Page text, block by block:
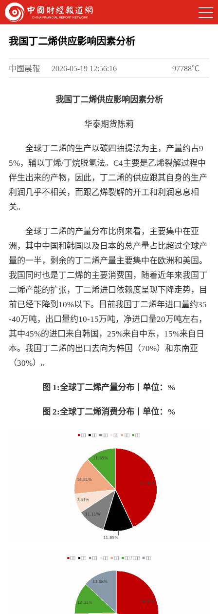
我国丁二烯供应影响因素分析
中國晨報 2026-05-19 12:56:16 97788℃
我国丁二烯供应影响因素分析
华泰期货陈莉
全球丁二烯的生产以碳四抽提法为主，产量约占9
5%，辅以丁烯/丁烷脱氢法。C4主要是乙烯裂解过程中
伴生出来的产物，因此，丁二烯的供应跟其自身的生产
利润几乎不相关，而跟乙烯裂解的开工和利润息息相
关。
全球丁二烯的产量分布比例来看，主要集中在亚
洲，其中中国和韩国以及日本的总产量占比超过全球产
量的一半，剩余的丁二烯产量主要集中在欧洲和美国。
我国同时也是丁二烯的主要消费国，随着近年来我国丁
二烯产能的扩张，丁二烯进口依赖度呈现下降走势，目
前已经下降到10%以下。目前我国丁二烯年进口量约35
-40万吨，出口量约10-15万吨，净进口量20万吨左右，
其中45%的进口来自韩国，25%来自中东，15%来自日
本。我国丁二烯的出口去向为韩国（70%）和东南亚
（30%）。
图 1:全球丁二烯产量分布丨单位： %
图 2:全球丁二烯消费分布丨单位： %